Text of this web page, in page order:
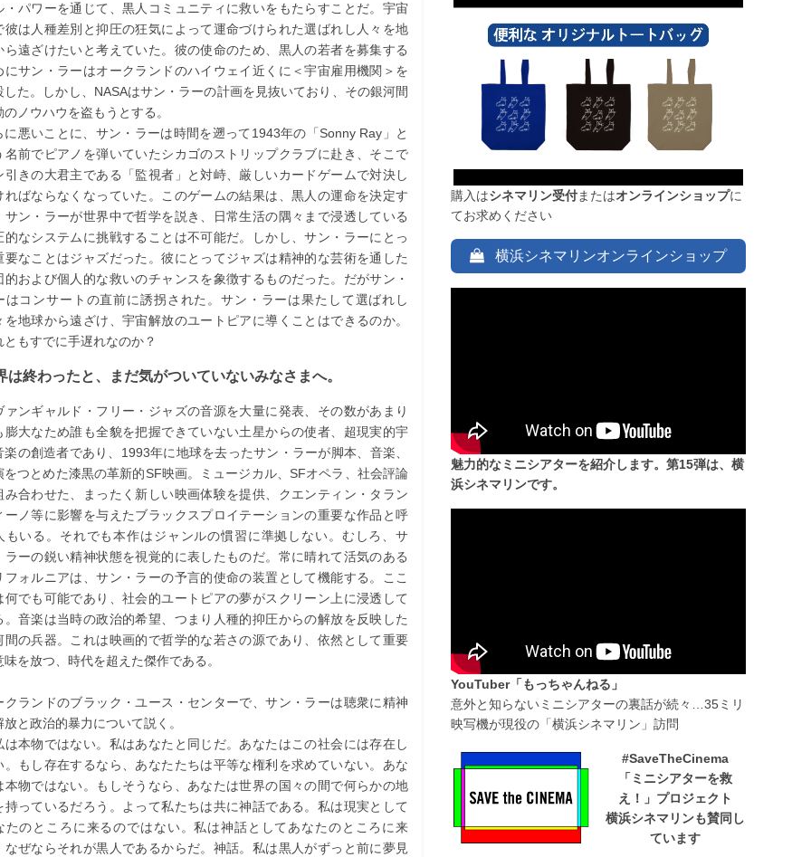
・パワーを通じて、黒人コミュニティに救いをもたらすことだ。宇宙
彼は人種差別と抑圧の狂気によって運命づけられた選ばれし人々を地
ら遠ざけたいと考えていた。彼の使命のため、黒人の若者を募集する
にサン・ラーはオークランドのハイウェイ近くに＜宇宙雇用機関＞を
した。しかし、NASAはサン・ラーの計画を見抜いており、その銀河間
のノウハウを盗もうとする。
に悪いことに、サン・ラーは時間を遡って1943年の「Sonny Ray」と
名前でピアノを弾いていたシカゴのストリップクラブに赴き、そこで
引きの大君主である「監視者」と対峙、厳しいカードゲームで対決し
ればならなくなっていた。このゲームの結果は、黒人の運命を決定す
サン・ラーが世界中で哲学を説き、日常生活の隅々まで浸透している
的なシステムに挑戦することは不可能だ。しかし、サン・ラーにとっ
要なことはジャズだった。彼にとってジャズは精神的な芸術を通した
的および個人的な救いのチャンスを象徴するものだった。だがサン・
はコンサートの直前に誘拐された。サン・ラーは果たして選ばれし
を地球から遠ざけ、宇宙解放のユートピアに導くことはできるのか。
ともすでに手遅れなのか？
は終わったと、まだ気がついていないみなさまへ。
ァンギャルド・フリー・ジャズの音源を大量に発表、その数があまり
膨大なため誰も全貌を把握できていない土星からの使者、超現実的宇
楽の創造者であり、1993年に地球を去ったサン・ラーが脚本、音楽、
をつとめた漆黒の革新的SF映画。ミュージカル、SFオペラ、社会評論
み合わせた、まったく新しい映画体験を提供、クエンティン・タラン
ーノ等に影響を与えたブラックスプロイテーションの重要な作品と呼
もいる。それでも本作はジャンルの慣習に準拠しない。むしろ、サ
ラーの鋭い精神状態を視覚的に表したものだ。常に晴れて活気のある
フォルニアは、サン・ラーの予言的使命の装置として機能する。ここ
何でも可能であり、社会的ユートピアの夢がスクリーン上に浸透して
。音楽は当時の政治的希望、つまり人種的抑圧からの解放を反映した
間の兵器。これは映画的で哲学的な若さの源であり、依然として重要
味を放つ、時代を超えた傑作である。
クランドのブラック・ユース・センターで、サン・ラーは聴衆に精神
放と政治的暴力について説く。
は本物ではない。私はあなたと同じだ。あなたはこの社会には存在し
。もし存在するなら、あなたたちは平等な権利を求めていない。あな
本物ではない。もしそうなら、あなたは世界の国々の間で何らかの地
持っているだろう。よって私たちは共に神話である。私は現実として
たのところに来るのではない。私は神話としてあなたのところに来
なぜならそれが黒人であるからだ。神話。私は黒人がずっと前に夢見
購入はシネマリン受付またはオンラインショップに
てお求めください
横浜シネマリンオンラインショップ
魅力的なミニシアターを紹介します。第15弾は、横
浜シネマリンです。
YouTuber「もっちゃんねる」
意外と知らないミニシアターの裏話が続々…35ミリ
映写機が現役の「横浜シネマリン」訪問
#SaveTheCinema
「ミニシアターを救
え！」プロジェクト
横浜シネマリンも賛同し
ています